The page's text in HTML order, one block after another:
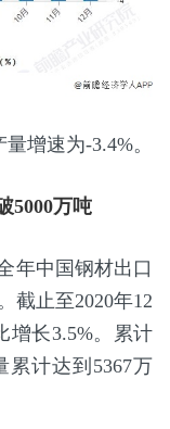
增速为-3.4%。
5000万吨
年中国钢材出口
截止至2020年12
增长3.5%。累计
累计达到5367万